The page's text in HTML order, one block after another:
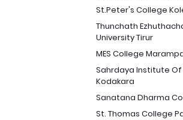
St.Peter's College
Thunchath
University Tirur
MES College
Sahrdaya Institute
Kodakara
Sanatana Dharma
St. Thomas College